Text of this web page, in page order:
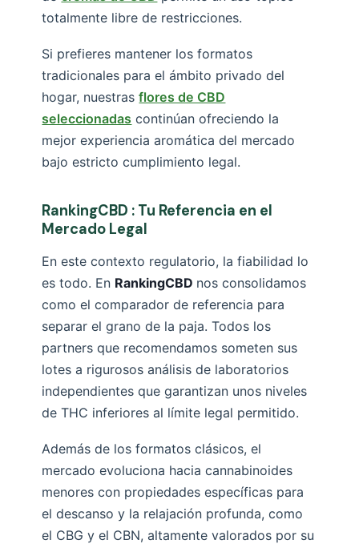
totalmente libre de restricciones.
Si prefieres mantener los formatos
tradicionales para el ámbito privado del
hogar, nuestrasflores de CBD
seleccionadas continúan ofreciendo la
mejor experiencia aromática del mercado
bajo estricto cumplimiento legal.
RankingCBD : Tu Referencia en el
Mercado Legal
En este contexto regulatorio, la fiabilidad lo
es todo. En RankingCBD nos consolidamos
como el comparador de referencia para
separar el grano de la paja. Todos los
partners que recomendamos someten sus
lotes a rigurosos análisis de laboratorios
independientes que garantizan unos niveles
de THC inferiores al límite legal permitido.
Además de los formatos clásicos, el
mercado evoluciona hacia cannabinoides
menores con propiedades específicas para
el descanso y la relajación profunda, como
el CBG y el CBN, altamente valorados por su